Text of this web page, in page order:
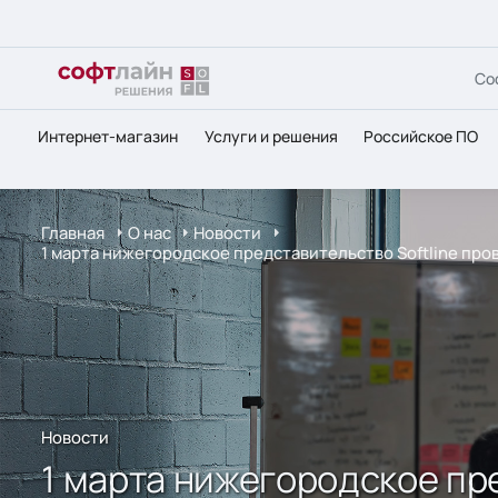
Интернет-магазин Услуги и решения Российское ПО
Главная О нас
Новости
1 марта нижегородское представительство Softline
Новости
1 марта нижегородское